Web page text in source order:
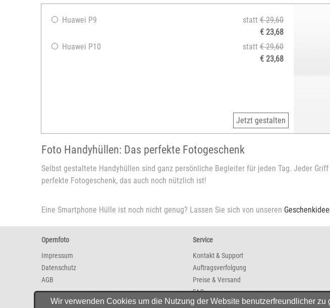
Huawei P9 statt € 29,60
€ 23,68
Huawei P10
statt € 29,60
€ 23,68
Jetzt gestalten
Foto Handyhüllen: Das perfekte Fotogeschenk
Selbst gestaltete Handyhüllen sind ganz persönliche Begleiter für jeden Tag. Jeder
perfekte Fotogeschenk, das auch noch nützlich ist!
Eine Smartphone Hülle ist noch nicht genug? Lassen Sie sich von unseren
Opernfoto
Impressum
Datenschutz
AGB
Service
Kontakt & Support
Auftragsverfolgung
Preise & Versand
FAQ
Newsletter
Wir verwenden Cookies um die Nutzung der Website benutzerfreundlicher